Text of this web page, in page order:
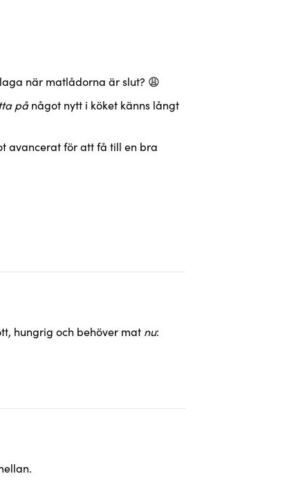
när matlådorna är slut? 😩
pånågot nytt i köket känns långt
avancerat för att få till en bra
hungrig och behöver mat nu: